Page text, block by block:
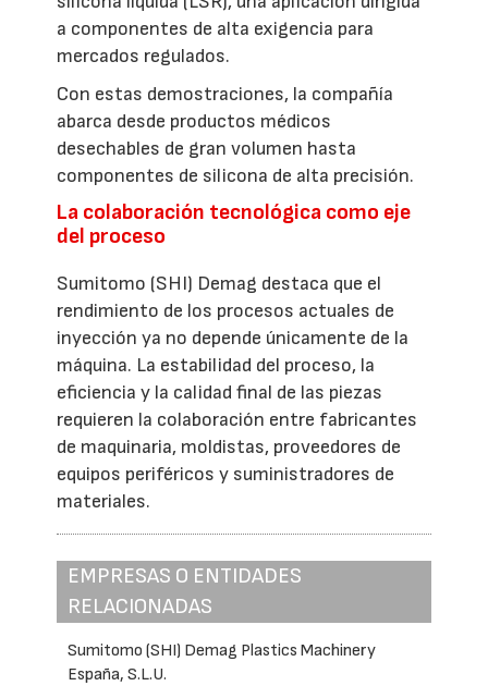
a componentes de alta exigencia para
mercados regulados.
Con estas demostraciones, la compañía
abarca desde productos médicos
desechables de gran volumen hasta
componentes de silicona de alta precisión.
La colaboración tecnológica como eje
del proceso
Sumitomo (SHI) Demag destaca que el
rendimiento de los procesos actuales de
inyección ya no depende únicamente de la
máquina. La estabilidad del proceso, la
eficiencia y la calidad final de las piezas
requieren la colaboración entre fabricantes
de maquinaria, moldistas, proveedores de
equipos periféricos y suministradores de
materiales.
EMPRESAS O ENTIDADES
RELACIONADAS
Sumitomo (SHI) Demag Plastics Machinery
España, S.L.U.